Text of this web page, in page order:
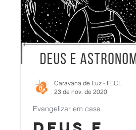
Caravana de Luz - FECL
23 de nov. de 2020
Evangelizar em casa